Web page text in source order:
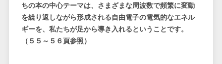
ちの本の中心テーマは、さまざまな周波数で頻繁に変動
を繰り返しながら形成される自由電子の電気的なエネル
ギーを、私たちが足から導き入れるということです。
（５５～５６頁参照）